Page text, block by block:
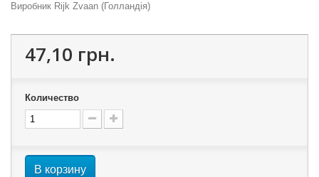
Виробник Rijk Zvaan (Голландія)
47,10 грн.
Количество
В корзину